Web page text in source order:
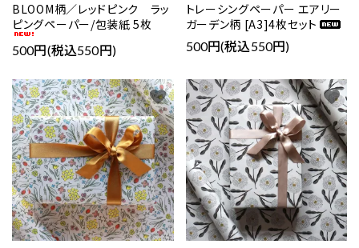
BLOOM柄／レッドピンク ラッ
ピングペーパー/包装紙 5枚
500円(税込550円)
トレーシングペーパー エアリー
ガーデン柄 [A3]4枚セット
500円(税込550円)
favorite favorite